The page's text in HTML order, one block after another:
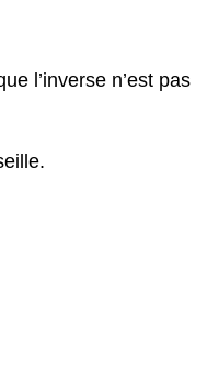
l’inverse n’est pas